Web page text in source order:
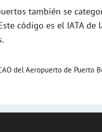
también se
código es el IATA
del Aeropuerto de Puerto